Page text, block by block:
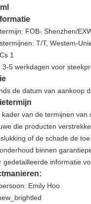
FOB- Shenzhen/
T/T, Westem-
1
3-5 werkdagen voor
de datum van aankoop
kader van de termijnen
die producten
of de schade de
binnen
gedetailleerde informatie
Emily Hoo